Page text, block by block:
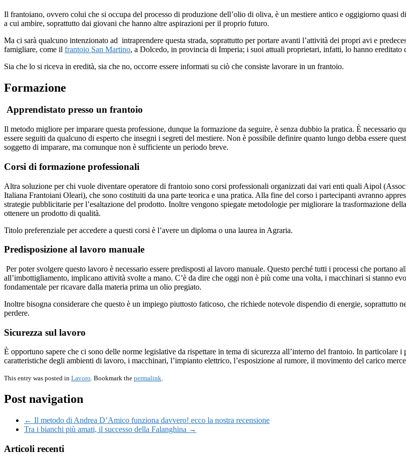
Il frantoiano, ovvero colui che si occupa del processo di produzione dell’olio di oliva, è un mestiere antico e oggigiorno quasi
a cui ambire, soprattutto dai giovani che hanno altre aspirazioni per il proprio futuro.
Ma ci sarà qualcuno intenzionato ad intraprendere questa strada, soprattutto per portare avanti l’attività dei propri avi e
famigliare, come il frantoio San Martino, a Dolcedo, in provincia di Imperia; i suoi attuali proprietari, infatti, lo hanno ereditato
Sia che lo si riceva in eredità, sia che no, occorre essere informati su ciò che consiste lavorare in un frantoio.
Formazione
Apprendistato presso un frantoio
Il metodo migliore per imparare questa professione, dunque la formazione da seguire, è senza dubbio la pratica. È
essere seguiti da qualcuno di esperto che insegni i segreti del mestiere. Non è possibile definire quanto lungo debba essere
soggetto di imparare, ma comunque non è sufficiente un periodo breve.
Corsi di formazione professionali
Altra soluzione per chi vuole diventare operatore di frantoio sono corsi professionali organizzati dai vari enti quali Aipol
Italiana Frantoiani Oleari), che sono costituiti da una parte teorica e una pratica. Alla fine del corso i partecipanti avranno
strategie pubblicitarie per l’esaltazione del prodotto. Inoltre vengono spiegate metodologie per migliorare la trasformazione
ottenere un prodotto di qualità.
Titolo preferenziale per accedere a questi corsi è l’avere un diploma o una laurea in Agraria.
Predisposizione al lavoro manuale
Per poter svolgere questo lavoro è necessario essere predisposti al lavoro manuale. Questo perché tutti i processi che
all’imbottigliamento, implicano attività svolte a mano. C’è da dire che oggi non è più come una volta, i macchinari si stanno
fondamentale per ricavare dalla materia prima un olio pregiato.
Inoltre bisogna considerare che questo è un impiego piuttosto faticoso, che richiede notevole dispendio di energie, soprattutto
perdere.
Sicurezza sul lavoro
È opportuno sapere che ci sono delle norme legislative da rispettare in tema di sicurezza all’interno del frantoio. In
caratteristiche degli ambienti di lavoro, i macchinari, l’impianto elettrico, l’esposizione al rumore, il movimento del carico
This entry was posted in Lavoro. Bookmark the permalink.
Post navigation
← Il metodo di Andrea D’Amico funziona davvero! ecco la nostra recensione
Tra i bianchi più amati, il successo della Falanghina →
Articoli recenti